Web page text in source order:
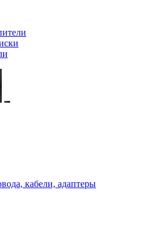
кабели, адаптеры